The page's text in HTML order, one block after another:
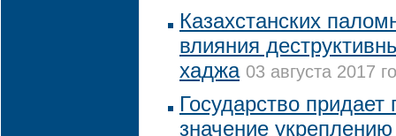
Казахстанских
влияния
хаджа 03 августа 2017
Государство придает
значение